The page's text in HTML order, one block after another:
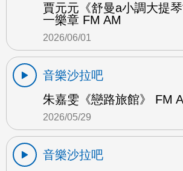
賈元元《舒曼a小調大提
一樂章 FM AM
2026/06/01
音樂沙拉吧
朱嘉雯《戀路旅館》 FM
2026/05/29
音樂沙拉吧